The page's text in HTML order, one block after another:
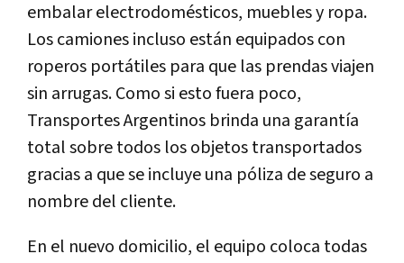
embalar electrodomésticos, muebles y ropa.
Los camiones incluso están equipados con
roperos portátiles para que las prendas viajen
sin arrugas. Como si esto fuera poco,
Transportes Argentinos brinda una garantía
total sobre todos los objetos transportados
gracias a que se incluye una póliza de seguro a
nombre del cliente.
En el nuevo domicilio, el equipo coloca todas